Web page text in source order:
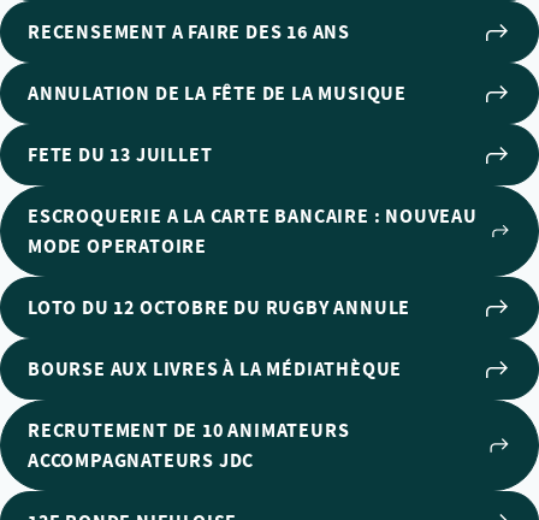
RECENSEMENT A FAIRE DES 16 ANS
ANNULATION DE LA FÊTE DE LA MUSIQUE
FETE DU 13 JUILLET
ESCROQUERIE A LA CARTE BANCAIRE : NOUVEAU
MODE OPERATOIRE
LOTO DU 12 OCTOBRE DU RUGBY ANNULE
BOURSE AUX LIVRES À LA MÉDIATHÈQUE
RECRUTEMENT DE 10 ANIMATEURS
ACCOMPAGNATEURS JDC